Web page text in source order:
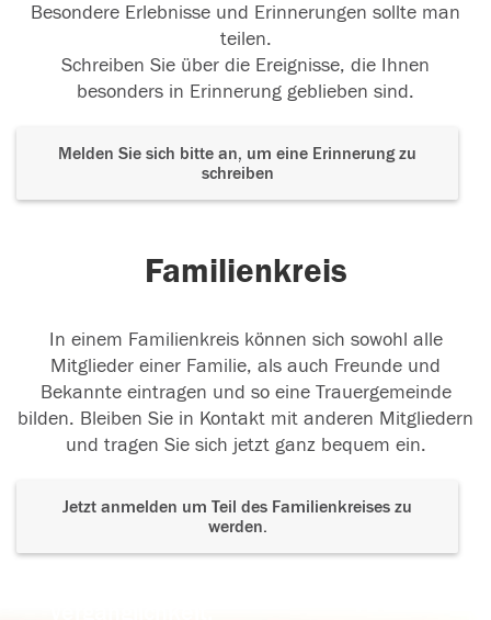
Besondere Erlebnisse und Erinnerungen sollte man
teilen.
Schreiben Sie über die Ereignisse, die Ihnen
besonders in Erinnerung geblieben sind.
Melden Sie sich bitte an, um eine Erinnerung zu
schreiben
Familienkreis
In einem Familienkreis können sich sowohl alle
Mitglieder einer Familie, als auch Freunde und
Bekannte eintragen und so eine Trauergemeinde
bilden. Bleiben Sie in Kontakt mit anderen Mitgliedern
und tragen Sie sich jetzt ganz bequem ein.
Jetzt anmelden um Teil des Familienkreises zu
werden.